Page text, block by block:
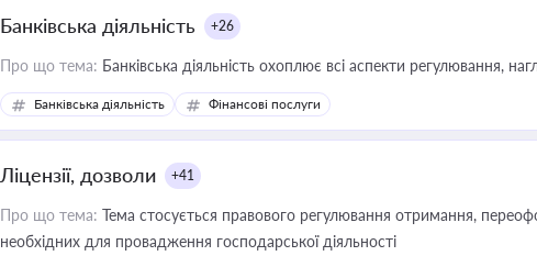
Банківська діяльність +26
Про що тема: Банківська діяльність охоплює всі аспекти регулювання,
Банківська діяльність Фінансові послуги
Ліцензії, дозволи +41
Про що тема: Тема стосується правового регулювання отримання,
необхідних для провадження господарської діяльності